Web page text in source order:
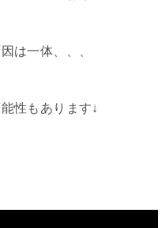
は一体、、、
性もあります↓